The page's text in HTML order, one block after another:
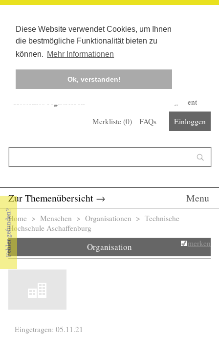
Diese Website verwendet Cookies, um Ihnen
die bestmögliche Funktionalität bieten zu
können. Mehr Informationen
Ok, verstanden!
Kostenlos registrieren
Corona-Management
Merkliste (0) FAQs Einloggen
Zur Themenübersicht → Menu
Sie sind hier
Home > Menschen > Organisationen > Technische
Hochschule Aschaffenburg
Organisation merken
Eingetragen: 05.11.21